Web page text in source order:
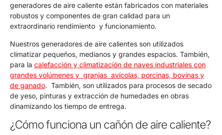
generadores de aire caliente están fabricados con materiales
robustos y componentes de gran calidad para un
extraordinario rendimiento y funcionamiento.
Nuestros generadores de aire calientes son utilizados
climatizar pequeños, medianos y grandes espacios. También,
para la calefacción y climatización de naves industriales con
grandes volúmenes y granjas avícolas, porcinas, bovinas y
de ganado. También, son utilizados para procesos de secado
de yeso, pinturas y extracción de humedades en obras
dinamizando los tiempo de entrega.
¿Cómo funciona un cañón de aire caliente?